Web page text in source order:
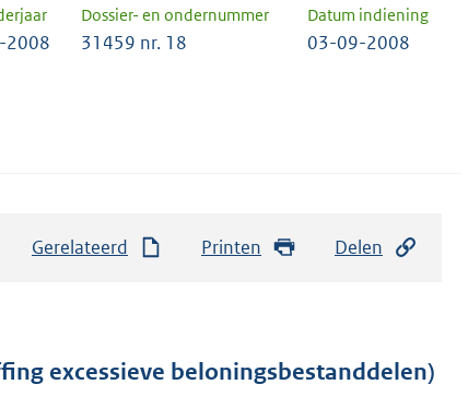
Dossier- en ondernummer Datum indiening
2008 31459 nr. 18 03-09-2008
Gerelateerd Printen Delen
excessieve beloningsbestanddelen)